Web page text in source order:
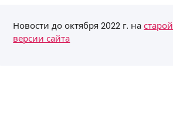
Новости до октября 2022 г. настарой
версии сайта